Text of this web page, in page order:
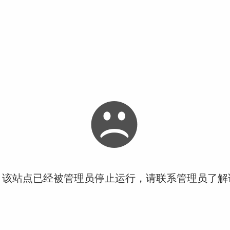
站点已经被管理员停止运行，请联系管理员了